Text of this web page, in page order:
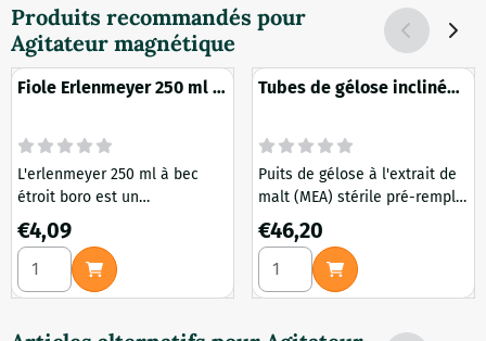
Produits recommandés pour
Agitateur magnétique
Fiole Erlenmeyer 250 ml à
L'erlenmeyer 250 ml à bec
étroit boro est un
complément essentiel pour
tout laboratoire qui accorde
de l'importance à la précision
et à la fiabilité. Fabriqué en
haute qualité, cet erlenmeyer
Prix: 4,09
€4,09
Choisir la quantité pour Fiole Erlenmeyer 250 ml à col
Tubes de gélose inclinée
Puits de gélose à l'extrait de
malt (MEA) stérile pré-rempli
- convient pour l'isolement, le
stockage et le transport de
cultures fongiques. Munies
d'un bouchon à vis avec
l'emploi pour la recherche
Prix: 46,20
€46,20
Choisir la quantité pour